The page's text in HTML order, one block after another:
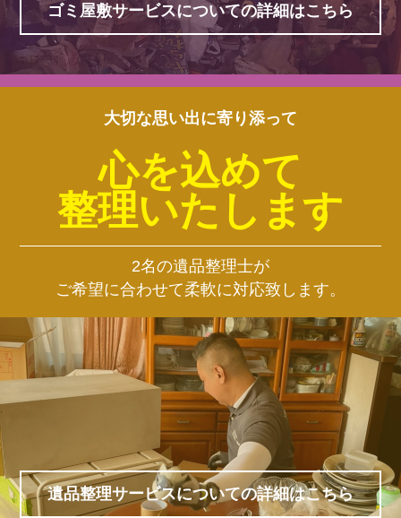
ゴミ屋敷サービスについての詳細はこちら
大切な思い出に寄り添って
心を込めて
整理いたします
2名の遺品整理士が
ご希望に合わせて柔軟に対応致します。
遺品整理サービスについての詳細はこちら